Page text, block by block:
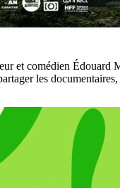
et comédien Édouard
les